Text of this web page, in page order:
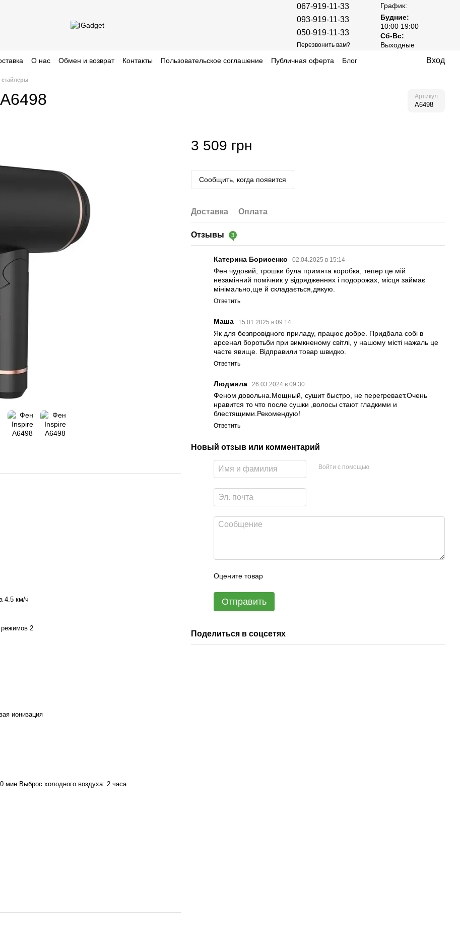
067-919-11-33
093-919-11-33
050-919-11-33
Перезвонить вам?
График:
Будние:
10:00 19:00
Сб-Вс:
Выходные
О нас Обмен и возврат Контакты Пользовательское соглашение Публичная оферта Блог Вход
Артикул
A6498
4.5 км/ч
режимов 2
ионизация
мин Выброс холодного воздуха: 2 часа
3 509 грн
Сообщить, когда появится
Доставка Оплата
Отзывы 3
Катерина Борисенко 02.04.2025 в 15:14
Фен чудовий, трошки була примята коробка, тепер це мій
незамінний помічник у відрядженнях і подорожах, місця займає
мінімально,ще й складається,дякую.
Ответить
Маша 15.01.2025 в 09:14
Як для безпровідного приладу, працює добре. Придбала собі в
арсенал боротьби при вимкненому світлі, у нашому місті нажаль це
часте явище. Відправили товар швидко.
Ответить
Людмила 26.03.2024 в 09:30
Феном довольна.Мощный, сушит быстро, не перегревает.Очень
нравится то что после сушки ,волосы стают гладкими и
блестящими.Рекомендую!
Ответить
Новый отзыв или комментарий
Войти с помощью
Оцените товар
Отправить
Поделиться в соцсетях